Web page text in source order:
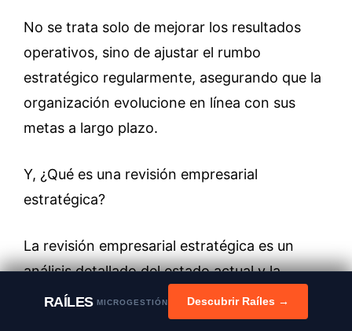
No se trata solo de mejorar los resultados
operativos, sino de ajustar el rumbo
estratégico regularmente, asegurando que la
organización evolucione en línea con sus
metas a largo plazo.
Y, ¿Qué es una revisión empresarial
estratégica?
La revisión empresarial estratégica es un
análisis detallado del estado actual y la
dirección futura de una empresa.
RAÍLESMICROGESTIÓN Descubrir Raíles →